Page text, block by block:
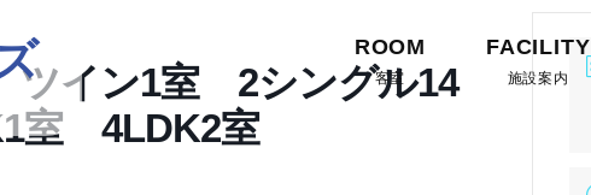
ROOM
客室
FACILITY
施設案内
イン1室 2シングル14
室 4LDK2室